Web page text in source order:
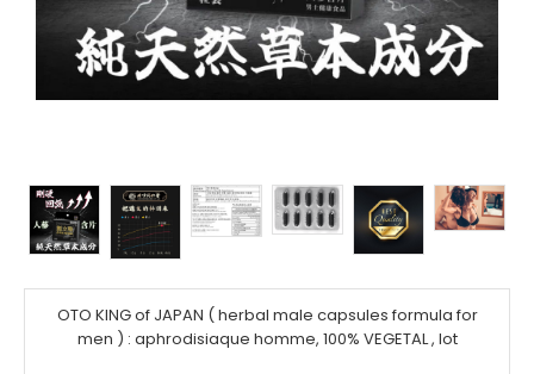
OTO KING of JAPAN ( herbal male capsules formula for
men ) : aphrodisiaque homme, 100% VEGETAL , lot